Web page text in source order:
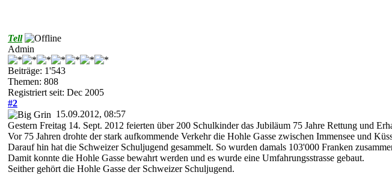
Tell
Admin
Beiträge: 1'543
Themen: 808
Registriert seit: Dec 2005
#2
15.09.2012, 08:57
Gestern Freitag 14. Sept. 2012 feierten über 200 Schulkinder das Jubiläum 75 Jahre Rettung und
Vor 75 Jahren drohte der stark aufkommende Verkehr die Hohle Gasse zwischen Immensee und
Darauf hin hat die Schweizer Schuljugend gesammelt. So wurden damals 103'000 Franken
Damit konnte die Hohle Gasse bewahrt werden und es wurde eine Umfahrungsstrasse gebaut.
Seither gehört die Hohle Gasse der Schweizer Schuljugend.